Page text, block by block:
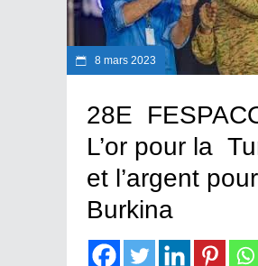
8 mars 2023
28E
L’or pour la
et l’argent
Burkina